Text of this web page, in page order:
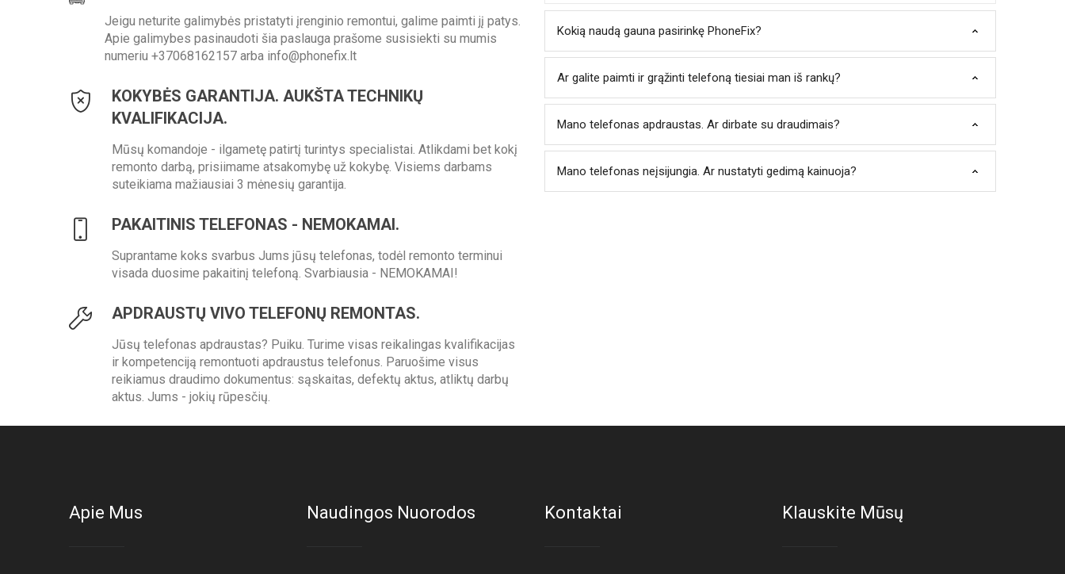
Jeigu neturite galimybės pristatyti įrenginio remontui, galime paimti jį patys.
Apie galimybes pasinaudoti šia paslauga prašome susisiekti su mumis
numeriu +37068162157 arba info@phonefix.lt
KOKYBĖS GARANTIJA. AUKŠTA TECHNIKŲ
KVALIFIKACIJA.
Mūsų komandoje - ilgametę patirtį turintys specialistai. Atlikdami bet kokį
remonto darbą, prisiimame atsakomybę už kokybę. Visiems darbams
suteikiama mažiausiai 3 mėnesių garantija.
PAKAITINIS TELEFONAS - NEMOKAMAI.
Suprantame koks svarbus Jums jūsų telefonas, todėl remonto terminui
visada duosime pakaitinį telefoną. Svarbiausia - NEMOKAMAI!
APDRAUSTŲ VIVO TELEFONŲ REMONTAS.
Jūsų telefonas apdraustas? Puiku. Turime visas reikalingas kvalifikacijas
ir kompetenciją remontuoti apdraustus telefonus. Paruošime visus
reikiamus draudimo dokumentus: sąskaitas, defektų aktus, atliktų darbų
aktus. Jums - jokių rūpesčių.
Kokią naudą gauna pasirinkę PhoneFix?
Ar galite paimti ir grąžinti telefoną tiesiai man iš rankų?
Mano telefonas apdraustas. Ar dirbate su draudimais?
Mano telefonas neįsijungia. Ar nustatyti gedimą kainuoja?
Apie Mus Naudingos Nuorodos Kontaktai Klauskite Mūsų